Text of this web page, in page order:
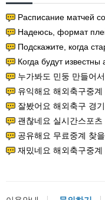
Расписание матчей
Надеюсь, формат плей-
Подскажите, когда
Когда будут известны
누가봐도 민둥 만들어서 탈북하는것들이나 뭔가
유익해요 해외축구중계 링크 찾기 쉬워서 자
잘봤어요 해외축구 경기 일정 한눈에 보기
괜찮네요 실시간스포츠 정보 확인하기 좋
공유해요 무료중계 찾을 때 여기가 제일 편해
재밌네요 해외축구중계 링크 찾기 쉬워서 자